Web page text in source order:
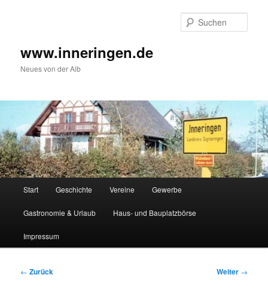
www.inneringen.de
Neues von der Alb
Start Geschichte Vereine Gewerbe
Gastronomie & Urlaub Haus- und Bauplatzbörse
Impressum
Beitragsnavigation
← Zurück Weiter →